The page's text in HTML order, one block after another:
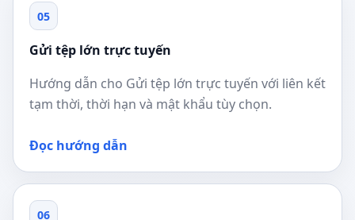
05
Gửi tệp lớn trực tuyến
Hướng dẫn cho Gửi tệp lớn trực tuyến với liên kết
tạm thời, thời hạn và mật khẩu tùy chọn.
Đọc hướng dẫn
06